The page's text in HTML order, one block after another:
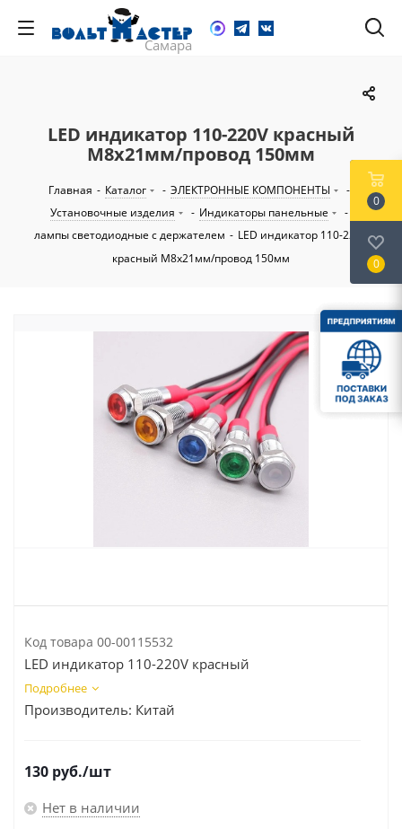
LED индикатор 110-220V красный
M8х21мм/провод 150мм
Главная - Каталог - ЭЛЕКТРОННЫЕ КОМПОНЕНТЫ
-
Установочные изделия
- Индикаторы панельные
-
лампы светодиодные с держателем - LED индикатор 110-220V
красный M8х21мм/провод 150мм
Код товара 00-00115532
LED индикатор 110-220V красный
Подробнее
Производитель: Китай
130 руб./шт
Нет в наличии
0
0